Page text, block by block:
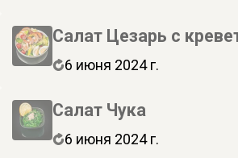
Салат Цезарь с
6 июня 2024 г.
Салат Чука
6 июня 2024 г.